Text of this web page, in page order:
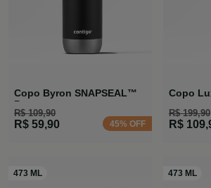
Copo Byron SNAPSEAL™
Preta
R$ 109,90
R$ 59,90 45% OFF
Copo
R$ 199,90
R$